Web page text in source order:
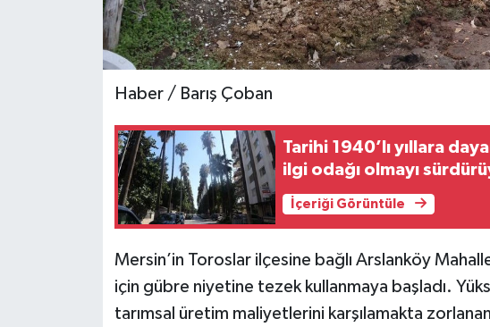
Haber / Barış Çoban
Tarihi 1940’lı yıllara
ilgi odağı olmayı
İçeriği Görüntüle
Mersin’in Toroslar ilçesine bağlı Arslanköy
için gübre niyetine tezek kullanmaya başladı.
tarımsal üretim maliyetlerini karşılamakta